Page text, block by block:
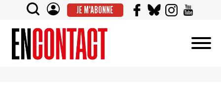
JE M'ABONNE